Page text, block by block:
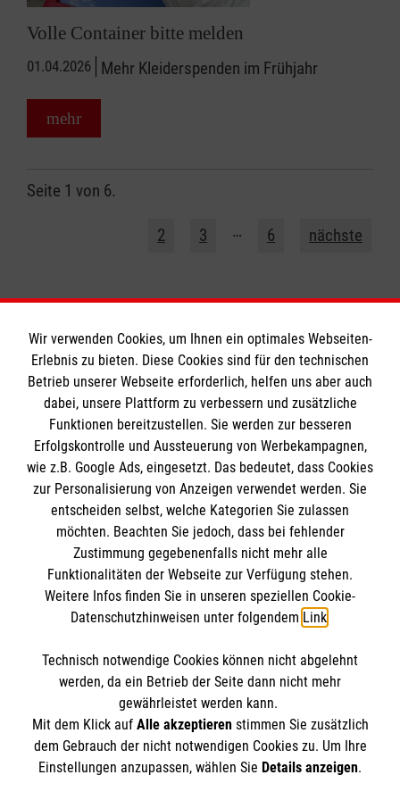
Volle Container bitte melden
01.04.2026 Mehr Kleiderspenden im Frühjahr
mehr
Seite 1 von 6.
2 3 … 6 nächste
Informationen
Impressum
Datenschutz
Barrierefreiheit
Kontakt
Die Malteser
Malteser in Deutschland
Malteserorden
Sharepoint
Spendenkonto
Bank: Pax-Bank für Kirche und Caritas eG
IBAN: DE44370601933090433104
BIC: GENODED1PAX
So finden Sie uns
Koblenzer Straße 95
54516 Wittlich
Der Malteser Hilfsdienst e.V. ist als eingetragene
Wir verwenden Cookies, um Ihnen ein optimales Webseiten-
Erlebnis zu bieten. Diese Cookies sind für den technischen
Betrieb unserer Webseite erforderlich, helfen uns aber auch
dabei, unsere Plattform zu verbessern und zusätzliche
Funktionen bereitzustellen. Sie werden zur besseren
Erfolgskontrolle und Aussteuerung von Werbekampagnen,
wie z.B. Google Ads, eingesetzt. Das bedeutet, dass Cookies
zur Personalisierung von Anzeigen verwendet werden. Sie
entscheiden selbst, welche Kategorien Sie zulassen
möchten. Beachten Sie jedoch, dass bei fehlender
Zustimmung gegebenenfalls nicht mehr alle
Funktionalitäten der Webseite zur Verfügung stehen.
Weitere Infos finden Sie in unseren speziellen Cookie-
Datenschutzhinweisen unter folgendem Link.
Technisch notwendige Cookies können nicht abgelehnt
werden, da ein Betrieb der Seite dann nicht mehr
gewährleistet werden kann.
Mit dem Klick auf Alle akzeptierenstimmen Sie zusätzlich
dem Gebrauch der nicht notwendigen Cookies zu. Um Ihre
Einstellungen anzupassen, wählen Sie Details anzeigen.